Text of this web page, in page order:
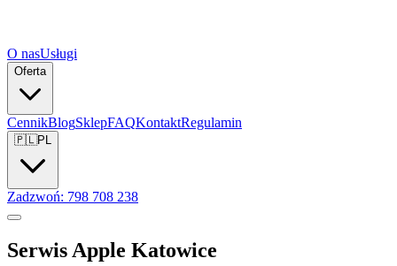
O nasUsługi
Oferta
CennikBlogSklepFAQKontaktRegulamin
🇵🇱PL
Zadzwoń: 798 708 238
Serwis Apple Katowice